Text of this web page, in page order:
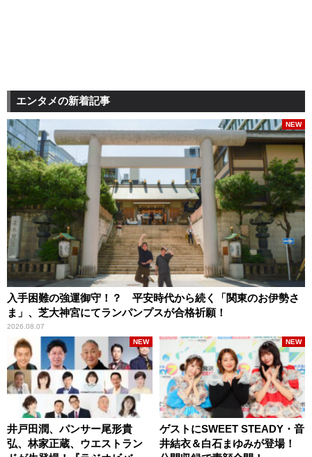
エンタメの新着記事
入手困難の強運御守！？ 平安時代から続く「関東のお伊勢さ
ま」、芝大神宮にてランパンプスが合格祈願！
2026.08.07
NEW
井戸田潤、パンサー尾形貴
弘、林家正蔵、ウエストラン
NEW
ゲストにSWEET STEADY・音
井結衣＆白石まゆみが登場！
NEW